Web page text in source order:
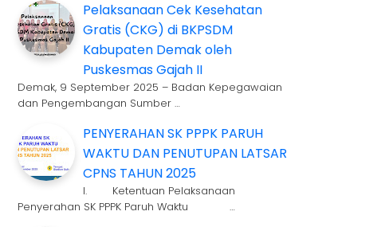
Pelaksanaan Cek Kesehatan
Gratis (CKG) di BKPSDM
Kabupaten Demak oleh
Puskesmas Gajah II
Demak, 9 September 2025 – Badan Kepegawaian
dan Pengembangan Sumber …
PENYERAHAN SK PPPK PARUH
WAKTU DAN PENUTUPAN LATSAR
CPNS TAHUN 2025
I. Ketentuan Pelaksanaan
Penyerahan SK PPPK Paruh Waktu …